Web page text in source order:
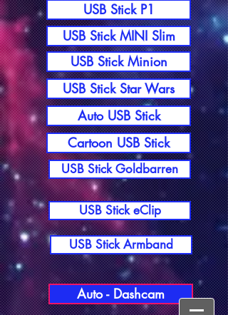
USB Stick P1
USB Stick MINI Slim
USB Stick Minion
USB Stick Star Wars
Auto USB Stick
Cartoon USB Stick
USB Stick Goldbarren
USB Stick eClip
USB Stick Armband
Auto - Dashcam